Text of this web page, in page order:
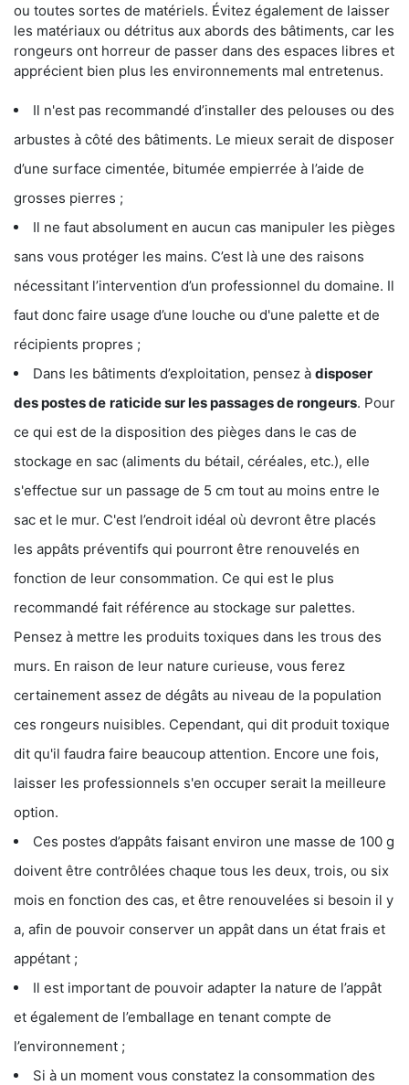
ou toutes sortes de matériels. Évitez également de laisser
les matériaux ou détritus aux abords des bâtiments, car les
rongeurs ont horreur de passer dans des espaces libres et
apprécient bien plus les environnements mal entretenus.
Il n'est pas recommandé d’installer des pelouses ou des
arbustes à côté des bâtiments. Le mieux serait de disposer
d’une surface cimentée, bitumée empierrée à l’aide de
grosses pierres ;
Il ne faut absolument en aucun cas manipuler les pièges
sans vous protéger les mains. C’est là une des raisons
nécessitant l’intervention d’un professionnel du domaine. Il
faut donc faire usage d’une louche ou d'une palette et de
récipients propres ;
Dans les bâtiments d’exploitation, pensez à disposer
des postes de raticide sur les passages de rongeurs. Pour
ce qui est de la disposition des pièges dans le cas de
stockage en sac (aliments du bétail, céréales, etc.), elle
s'effectue sur un passage de 5 cm tout au moins entre le
sac et le mur. C'est l’endroit idéal où devront être placés
les appâts préventifs qui pourront être renouvelés en
fonction de leur consommation. Ce qui est le plus
recommandé fait référence au stockage sur palettes.
Pensez à mettre les produits toxiques dans les trous des
murs. En raison de leur nature curieuse, vous ferez
certainement assez de dégâts au niveau de la population
ces rongeurs nuisibles. Cependant, qui dit produit toxique
dit qu'il faudra faire beaucoup attention. Encore une fois,
laisser les professionnels s'en occuper serait la meilleure
option.
Ces postes d’appâts faisant environ une masse de 100 g
doivent être contrôlées chaque tous les deux, trois, ou six
mois en fonction des cas, et être renouvelées si besoin il y
a, afin de pouvoir conserver un appât dans un état frais et
appétant ;
Il est important de pouvoir adapter la nature de l’appât
et également de l’emballage en tenant compte de
l’environnement ;
Si à un moment vous constatez la consommation des